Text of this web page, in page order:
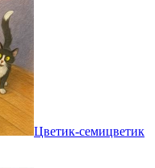
Цветик-семицветик